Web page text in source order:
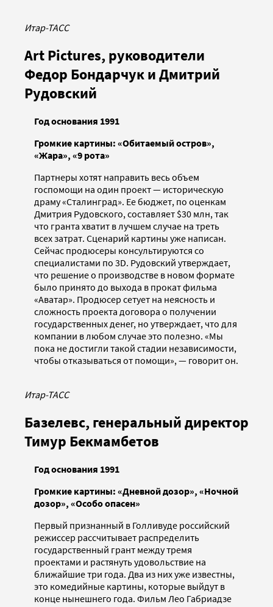
Итар-ТАСС
Art Pictures, руководители
Федор Бондарчук и Дмитрий
Рудовский
Год основания 1991
Громкие картины: «Обитаемый остров»,
«Жара», «9 рота»
Партнеры хотят направить весь объем
госпомощи на один проект — историческую
драму «Сталинград». Ее бюджет, по оценкам
Дмитрия Рудовского, составляет $30 млн, так
что гранта хватит в лучшем случае на треть
всех затрат. Сценарий картины уже написан.
Сейчас продюсеры консультируются со
специалистами по 3D. Рудовский утверждает,
что решение о производстве в новом формате
было принято до выхода в прокат фильма
«Аватар». Продюсер сетует на неясность и
сложность проекта договора о получении
государственных денег, но утверждает, что для
компании в любом случае это полезно. «Мы
пока не достигли такой стадии независимости,
чтобы отказываться от помощи», — говорит он.
Итар-ТАСС
Базелевс, генеральный директор
Тимур Бекмамбетов
Год основания 1991
Громкие картины: «Дневной дозор», «Ночной
дозор», «Особо опасен»
Первый признанный в Голливуде российский
режиссер рассчитывает распределить
государственный грант между тремя
проектами и растянуть удовольствие на
ближайшие три года. Два из них уже известны,
это комедийные картины, которые выйдут в
конце нынешнего года. Фильм Лео Габриадзе